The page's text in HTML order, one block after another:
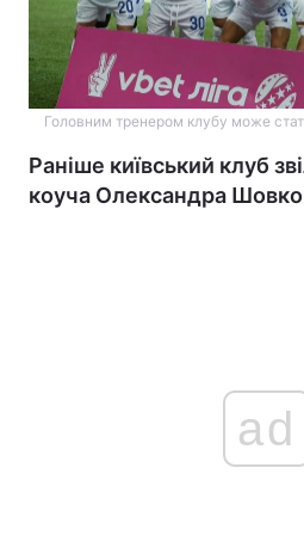
Головним тренером клубу може
Раніше київський клуб
коуча Олександра
ad